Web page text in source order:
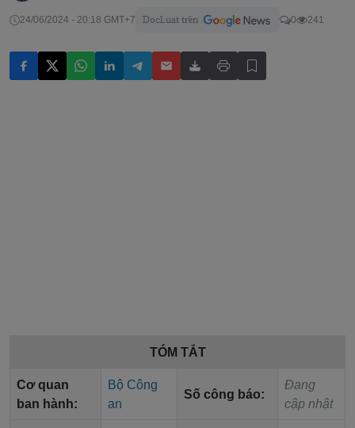
24/06/2024 - 20:18 GMT+7 0 241
TÓM TẮT
Cơ quan
ban hành:
Bộ Công
an
Số công báo:
Đang
cập nhật